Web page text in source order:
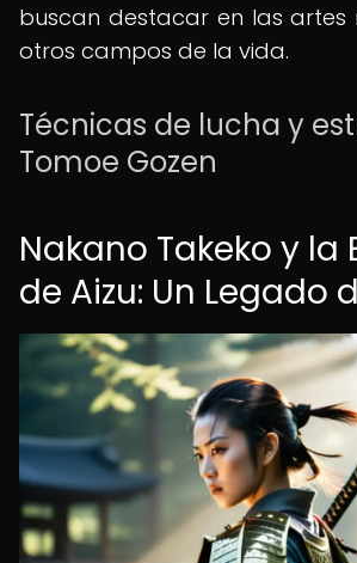
buscan destacar en las artes
otros campos de la vida.
Técnicas de lucha y
Tomoe Gozen
Nakano Takeko y la
de Aizu: Un Legado